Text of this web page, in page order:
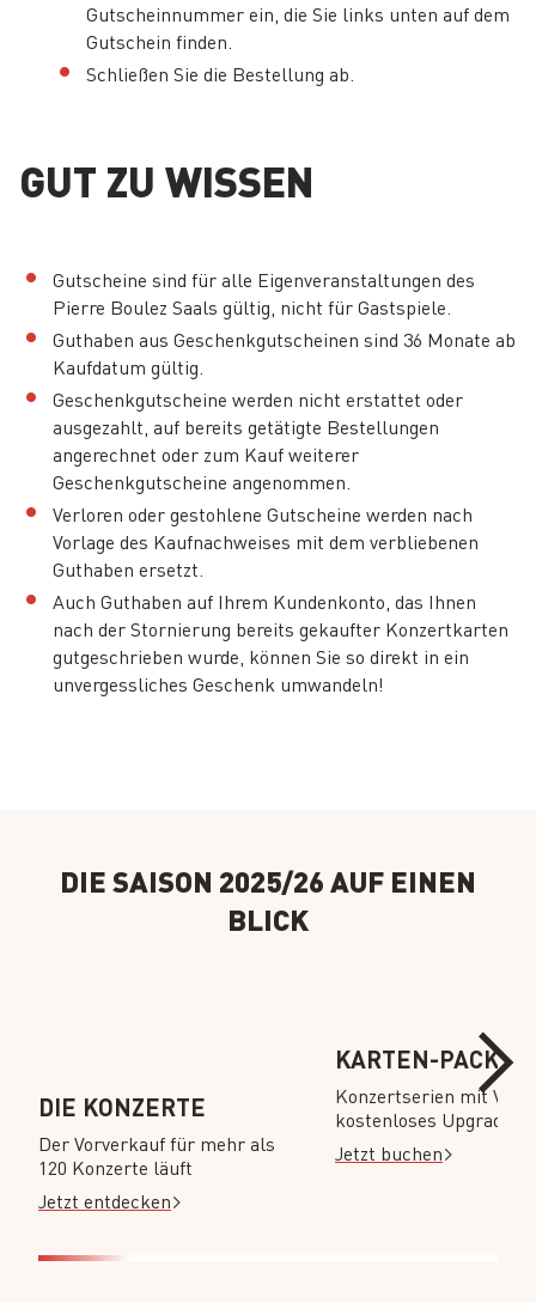
Gutscheinnummer ein, die Sie links unten auf dem
Gutschein finden.
Schließen Sie die Bestellung ab.
GUT ZU WISSEN
Gutscheine sind für alle Eigenveranstaltungen des
Pierre Boulez Saals gültig, nicht für Gastspiele.
Guthaben aus Geschenkgutscheinen sind 36 Monate ab
Kaufdatum gültig.
Geschenkgutscheine werden nicht erstattet oder
ausgezahlt, auf bereits getätigte Bestellungen
angerechnet oder zum Kauf weiterer
Geschenkgutscheine angenommen.
Verloren oder gestohlene Gutscheine werden nach
Vorlage des Kaufnachweises mit dem verbliebenen
Guthaben ersetzt.
Auch Guthaben auf Ihrem Kundenkonto, das Ihnen
nach der Stornierung bereits gekaufter Konzertkarten
gutgeschrieben wurde, können Sie so direkt in ein
unvergessliches Geschenk umwandeln!
DIE SAISON 2025/26 AUF EINEN
BLICK
DIE KONZERTE
Der Vorverkauf für mehr als
120 Konzerte läuft
Jetzt entdecken
KARTEN-
Konzertserien mit
kostenloses Upgrade
Jetzt buchen